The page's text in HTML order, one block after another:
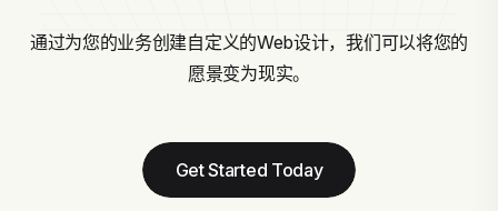
通过为您的业务创建自定义的Web设计，我们可以将您的
愿景变为现实。
Get Started Today